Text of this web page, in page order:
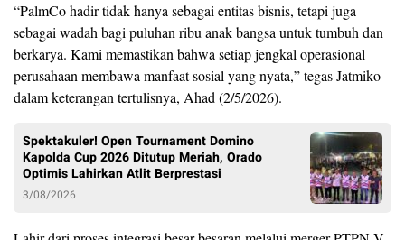
“PalmCo hadir tidak hanya sebagai entitas bisnis, tetapi juga
sebagai wadah bagi puluhan ribu anak bangsa untuk tumbuh dan
berkarya. Kami memastikan bahwa setiap jengkal operasional
perusahaan membawa manfaat sosial yang nyata,” tegas Jatmiko
dalam keterangan tertulisnya, Ahad (2/5/2026).
Spektakuler! Open Tournament Domino
Kapolda Cup 2026 Ditutup Meriah, Orado
Optimis Lahirkan Atlit Berprestasi
3/08/2026